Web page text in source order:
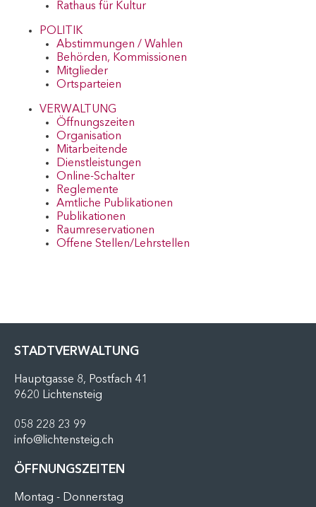
Rathaus für Kultur
POLITIK
Abstimmungen / Wahlen
Behörden, Kommissionen
Mitglieder
Ortsparteien
VERWALTUNG
Öffnungszeiten
Organisation
Mitarbeitende
Dienstleistungen
Online-Schalter
Reglemente
Amtliche Publikationen
Publikationen
Raumreservationen
Offene Stellen/Lehrstellen
STADTVERWALTUNG
Hauptgasse 8, Postfach 41
9620 Lichtensteig
058 228 23 99
info@lichtensteig.ch
ÖFFNUNGSZEITEN
Montag - Donnerstag